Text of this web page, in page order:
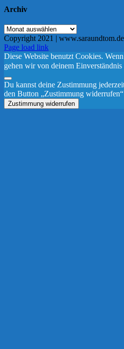
Archiv
Archiv
Copyright 2021 |
Instagram
Page load link
Diese Website benutzt Cookies.
gehen wir von deinem Einverständnis
Du kannst deine Zustimmung
den Button „Zustimmung
Zustimmung widerrufen